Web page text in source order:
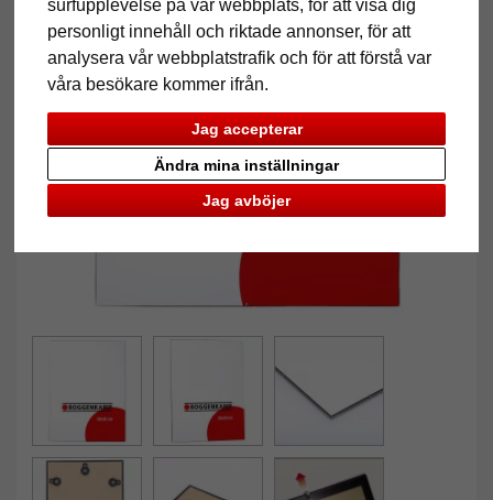
surfupplevelse på vår webbplats, för att visa dig
personligt innehåll och riktade annonser, för att
analysera vår webbplatstrafik och för att förstå var
våra besökare kommer ifrån.
Jag accepterar
Jag avböjer
Ändra mina inställningar
Tillbaka